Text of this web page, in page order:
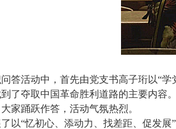
答活动中，首先由党支书高子珩以“学
了夺取中国革命胜利道路的主要内容
家踊跃作答， 活动气氛热烈。
以“忆初心、添动力、找差距、促发